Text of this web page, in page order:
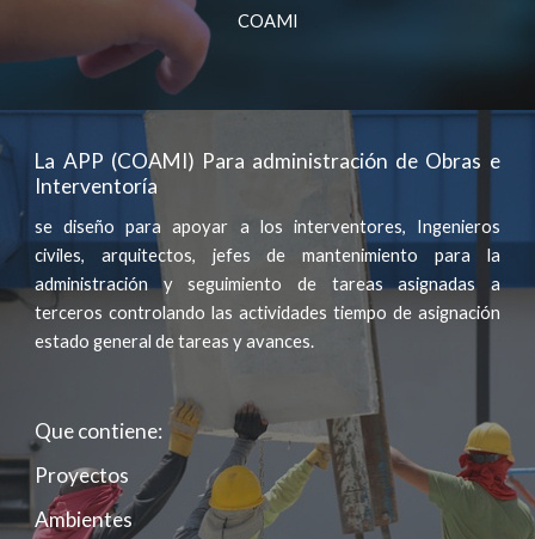
COAMI
La APP (COAMI) Para administración de Obras e
Interventoría
se diseño para apoyar a los interventores, Ingenieros
civiles, arquitectos, jefes de mantenimiento para la
administración y seguimiento de tareas asignadas a
terceros controlando las actividades tiempo de asignación
estado general de tareas y avances.
Que contiene:
Proyectos
Ambientes